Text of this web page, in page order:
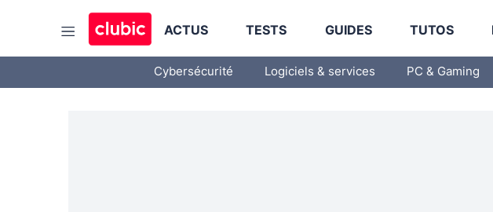
ACTUS TESTS GUIDES TUTOS
Cybersécurité Logiciels & services PC & Gaming